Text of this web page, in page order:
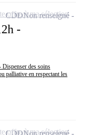
-
Dispenser des soins
palliative en respectant les
CDDNon renseigné
offre à ma sélection
CDDNon renseigné
offre à ma sélection